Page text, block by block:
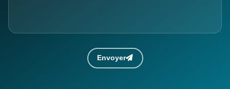
Envoyer